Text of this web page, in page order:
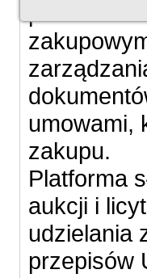
umowami,
zakupu.
Platforma
aukcji i
udzielania
przepisów